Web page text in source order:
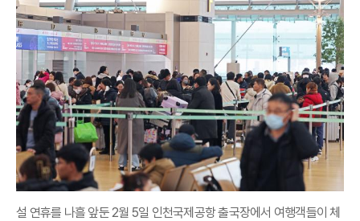
설 연휴를 나흘 앞둔 2월 5일 인천국제공항 출국장에서 여행객들이 체